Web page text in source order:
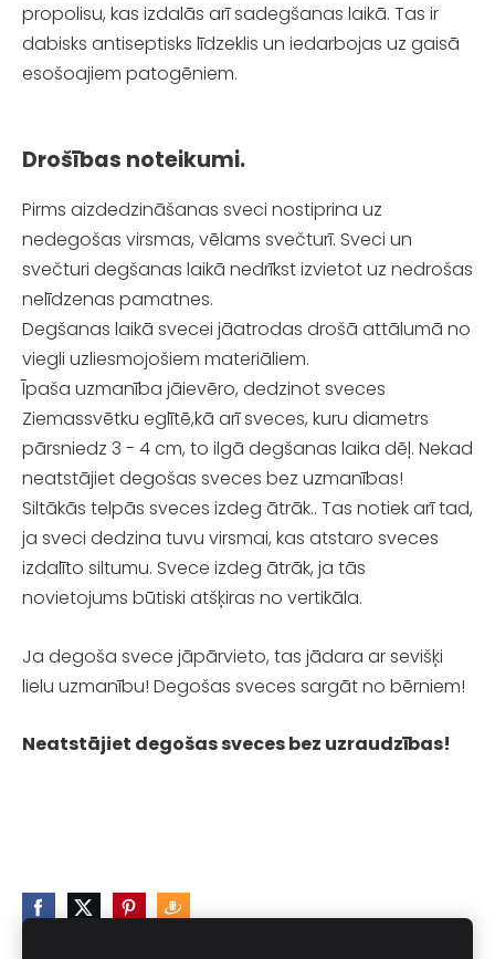
propolisu, kas izdalās arī sadegšanas laikā. Tas ir
dabisks antiseptisks līdzeklis un iedarbojas uz gaisā
esošoajiem patogēniem.
Drošības noteikumi.
Pirms aizdedzināšanas sveci nostiprina uz
nedegošas virsmas, vēlams svečturī. Sveci un
svečturi degšanas laikā nedrīkst izvietot uz nedrošas
nelīdzenas pamatnes.
Degšanas laikā svecei jāatrodas drošā attālumā no
viegli uzliesmojošiem materiāliem.
Īpaša uzmanība jāievēro, dedzinot sveces
Ziemassvētku eglītē,kā arī sveces, kuru diametrs
pārsniedz 3 - 4 cm, to ilgā degšanas laika dēļ. Nekad
neatstājiet degošas sveces bez uzmanības!
Siltākās telpās sveces izdeg ātrāk.. Tas notiek arī tad,
ja sveci dedzina tuvu virsmai, kas atstaro sveces
izdalīto siltumu. Svece izdeg ātrāk, ja tās
novietojums būtiski atšķiras no vertikāla.
Ja degoša svece jāpārvieto, tas jādara ar sevišķi
lielu uzmanību! Degošas sveces sargāt no bērniem!
Neatstājiet degošas sveces bez uzraudzības!